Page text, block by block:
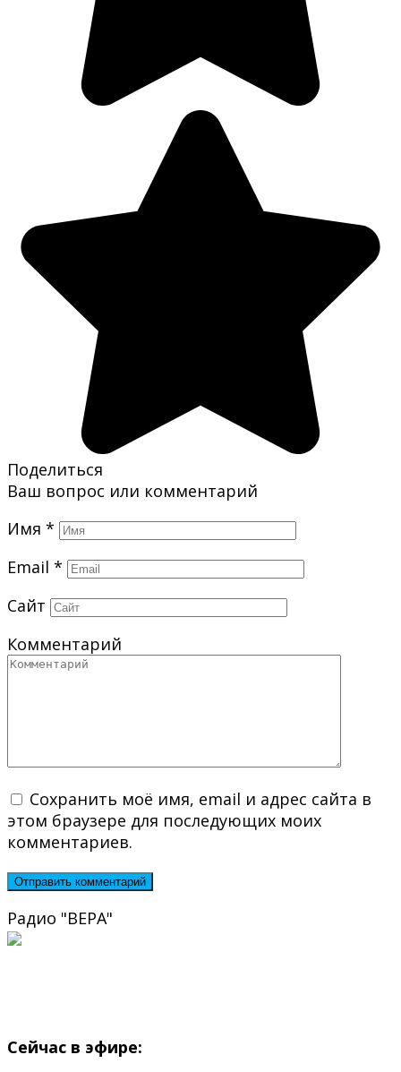
Поделиться
Ваш вопрос или комментарий
Имя *
Email *
Сайт
Комментарий
Сохранить моё имя, email и адрес сайта в
этом браузере для последующих моих
комментариев.
Радио "ВЕРА"
Сейчас в эфире: